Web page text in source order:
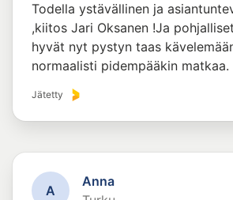
Todella ystävällinen ja
,kiitos Jari Oksanen !Ja
hyvät nyt pystyn taas
normaalisti pidempääkin matkaa.
Jätetty
A
Anna